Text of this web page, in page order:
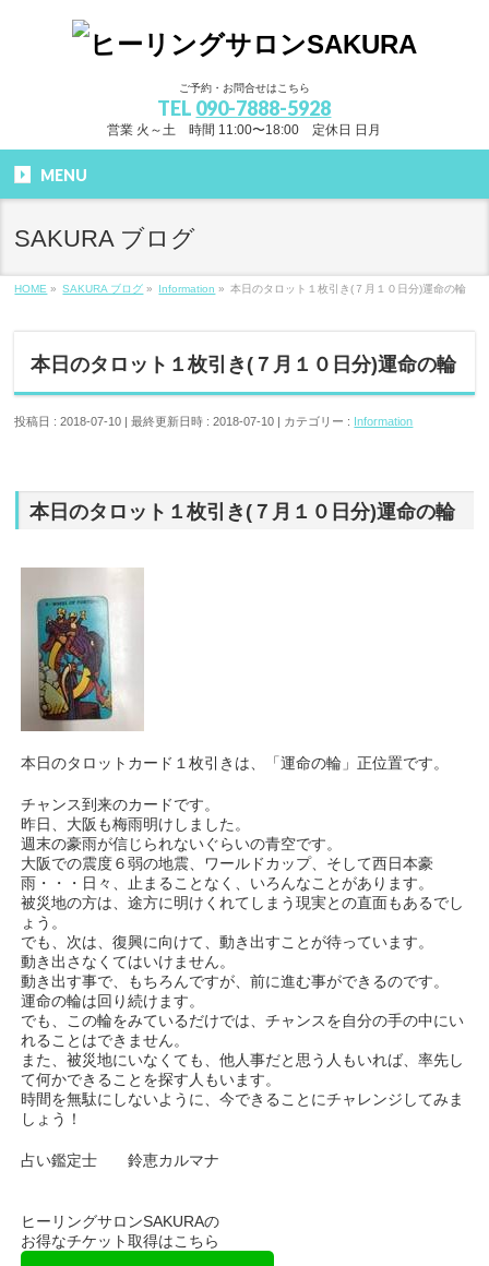
ご予約・お問合せはこちら
TEL 090-7888-5928
営業 火～土 時間 11:00〜18:00 定休日 日月
MENU
SAKURA ブログ
HOME » SAKURA ブログ » Information » 本日のタロット１枚引き(７月１０日分)運命の輪
本日のタロット１枚引き(７月１０日分)運命の輪
投稿日 : 2018-07-10 最終更新日時 : 2018-07-10 カテゴリー : Information
本日のタロット１枚引き(７月１０日分)運命の輪
本日のタロットカード１枚引きは、「運命の輪」正位置です。
チャンス到来のカードです。
昨日、大阪も梅雨明けしました。
週末の豪雨が信じられないぐらいの青空です。
大阪での震度６弱の地震、ワールドカップ、そして西日本豪
雨・・・日々、止まることなく、いろんなことがあります。
被災地の方は、途方に明けくれてしまう現実との直面もあるでし
ょう。
でも、次は、復興に向けて、動き出すことが待っています。
動き出さなくてはいけません。
動き出す事で、もちろんですが、前に進む事ができるのです。
運命の輪は回り続けます。
でも、この輪をみているだけでは、チャンスを自分の手の中にい
れることはできません。
また、被災地にいなくても、他人事だと思う人もいれば、率先し
て何かできることを探す人もいます。
時間を無駄にしないように、今できることにチャレンジしてみま
しょう！
占い鑑定士 鈴恵カルマナ
ヒーリングサロンSAKURAの
お得なチケット取得はこちら